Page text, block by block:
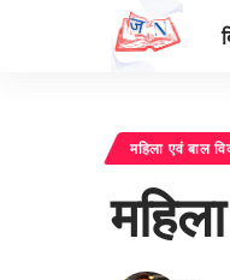
महिला एवं बाल